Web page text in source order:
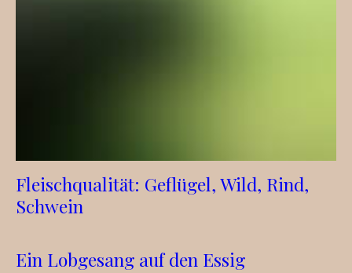
Fleischqualität: Geflügel, Wild, Rind,
Schwein
Ein Lobgesang auf den Essig